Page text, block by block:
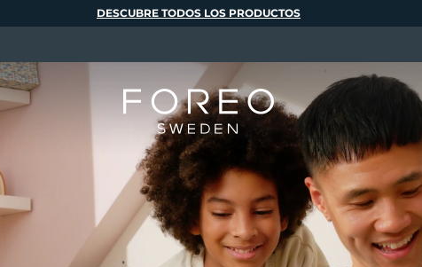
DESCUBRE TODOS LOS PRODUCTOS